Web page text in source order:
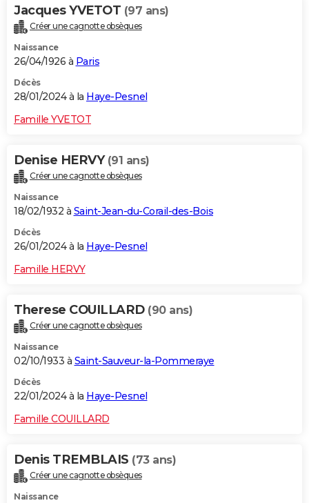
Jacques YVETOT (97 ans)
Créer une cagnotte obsèques
Naissance
26/04/1926 à Paris
Décès
28/01/2024 à la Haye-Pesnel
Famille YVETOT
Denise HERVY (91 ans)
Créer une cagnotte obsèques
Naissance
18/02/1932 à Saint-Jean-du-Corail-des-Bois
Décès
26/01/2024 à la Haye-Pesnel
Famille HERVY
Therese COUILLARD (90 ans)
Créer une cagnotte obsèques
Naissance
02/10/1933 à Saint-Sauveur-la-Pommeraye
Décès
22/01/2024 à la Haye-Pesnel
Famille COUILLARD
Denis TREMBLAIS (73 ans)
Créer une cagnotte obsèques
Naissance